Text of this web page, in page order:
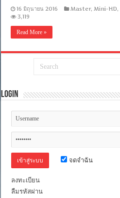
16 มิถุนายน 2016 Master,Mini-HD,
3,119
Read More »
Login
จดจำฉัน
ลงทะเบียน
ลืมรหัสผ่าน